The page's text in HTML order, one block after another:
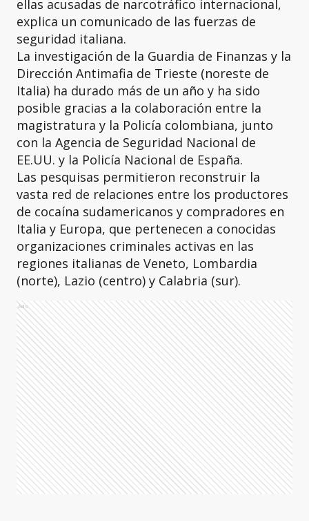
ellas acusadas de narcotráfico internacional,
explica un comunicado de las fuerzas de
seguridad italiana.
La investigación de la Guardia de Finanzas y la
Dirección Antimafia de Trieste (noreste de
Italia) ha durado más de un año y ha sido
posible gracias a la colaboración entre la
magistratura y la Policía colombiana, junto
con la Agencia de Seguridad Nacional de
EE.UU. y la Policía Nacional de España.
Las pesquisas permitieron reconstruir la
vasta red de relaciones entre los productores
de cocaína sudamericanos y compradores en
Italia y Europa, que pertenecen a conocidas
organizaciones criminales activas en las
regiones italianas de Veneto, Lombardia
(norte), Lazio (centro) y Calabria (sur).
Ads